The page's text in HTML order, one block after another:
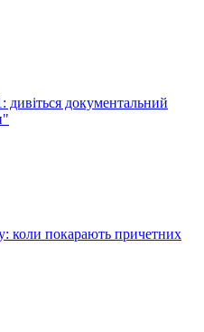
дивіться документальний
коли покарають причетних